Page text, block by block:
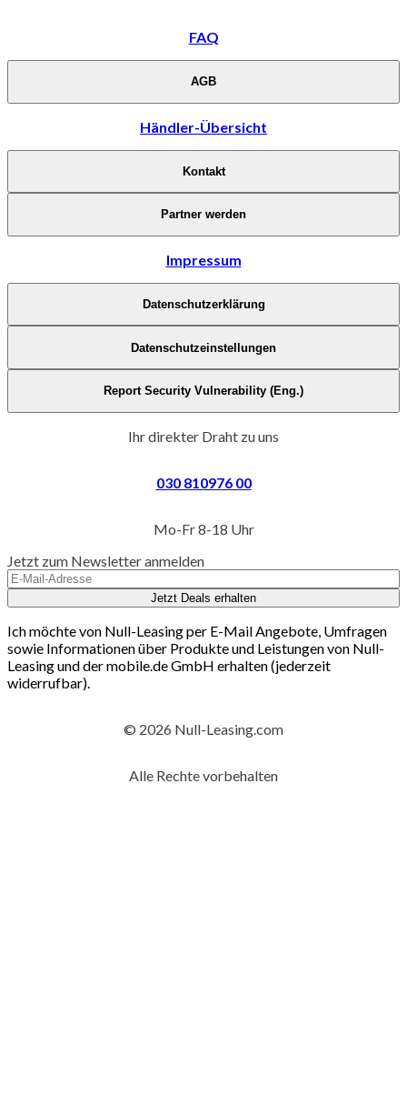
FAQ
AGB
Händler-Übersicht
Kontakt
Partner werden
Impressum
Datenschutzerklärung
Datenschutzeinstellungen
Report Security Vulnerability (Eng.)
Ihr direkter Draht zu uns
030 810976 00
Mo-Fr 8-18 Uhr
Jetzt zum Newsletter anmelden
Jetzt Deals erhalten
Ich möchte von Null-Leasing per E-Mail Angebote, Umfragen
sowie Informationen über Produkte und Leistungen von Null-
Leasing und der mobile.de GmbH erhalten (jederzeit
widerrufbar).
© 2026 Null-Leasing.com
Alle Rechte vorbehalten